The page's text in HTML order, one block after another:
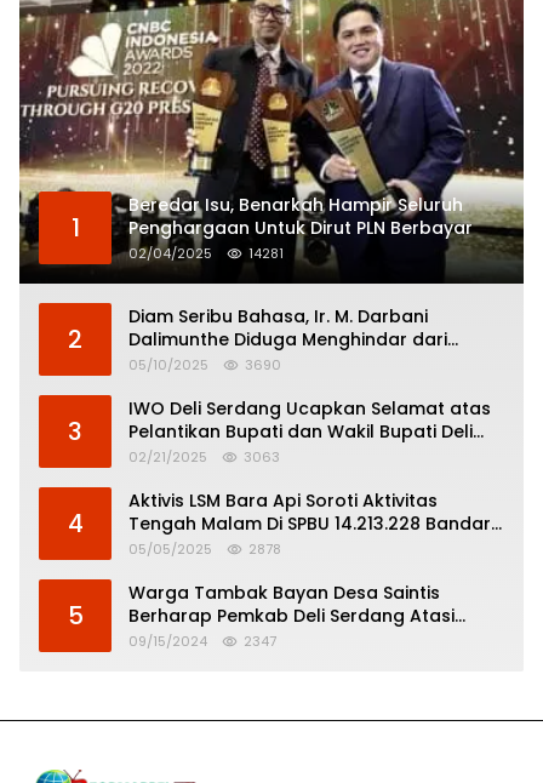
1
Beredar Isu, Benarkah Hampir Seluruh
Penghargaan Untuk Dirut PLN Berbayar
02/04/2025 14281
2
Diam Seribu Bahasa, Ir. M. Darbani
Dalimunthe Diduga Menghindar dari
Pertanggungjawaban Politik
05/10/2025 3690
3
IWO Deli Serdang Ucapkan Selamat atas
Pelantikan Bupati dan Wakil Bupati Deli
Serdang
02/21/2025 3063
4
Aktivis LSM Bara Api Soroti Aktivitas
Tengah Malam Di SPBU 14.213.228 Bandar
Tinggi
05/05/2025 2878
5
Warga Tambak Bayan Desa Saintis
Berharap Pemkab Deli Serdang Atasi
Banjir
09/15/2024 2347